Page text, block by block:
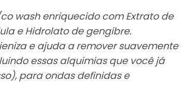
wash enriquecido com Extrato de
e Hidrolato de gengibre.
e ajuda a remover suavemente
essas alquimias que você já
para ondas definidas e